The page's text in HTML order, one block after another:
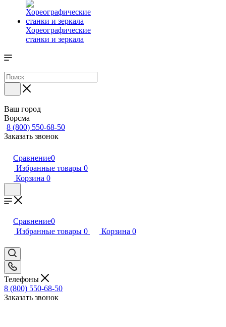
Хореографические
станки и зеркала
Ваш город
Ворсма
8 (800) 550-68-50
Заказать звонок
Сравнение0
Избранные товары 0
Корзина 0
Сравнение0
Избранные товары 0 Корзина 0
Телефоны
8 (800) 550-68-50
Заказать звонок